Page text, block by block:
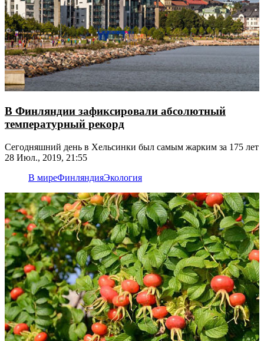
В Финляндии зафиксировали абсолютный
температурный рекорд
Сегодняшний день в Хельсинки был самым жарким за 175 лет
28 Июл., 2019, 21:55
В миреФинляндияЭкология